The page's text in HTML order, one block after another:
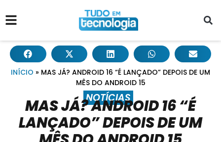
INÍCIO » MAS JÁ? ANDROID 16 “É LANÇADO” DEPOIS DE UM
MÊS DO ANDROID 15
NOTÍCIAS
MAS JÁ? ANDROID 16 “É
LANÇADO” DEPOIS DE UM